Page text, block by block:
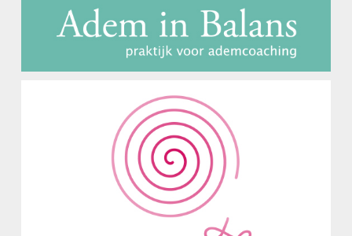
Studio Rez
Logo Ontwerp